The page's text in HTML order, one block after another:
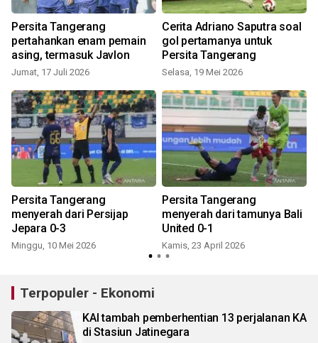
Persita Tangerang
pertahankan enam pemain
asing, termasuk Javlon
Jumat, 17 Juli 2026
Cerita Adriano Saputra soal
gol pertamanya untuk
Persita Tangerang
Selasa, 19 Mei 2026
Persita Tangerang
menyerah dari Persijap
Jepara 0-3
Minggu, 10 Mei 2026
Persita Tangerang
menyerah dari tamunya Bali
United 0-1
Kamis, 23 April 2026
Terpopuler - Ekonomi
KAI tambah pemberhentian 13 perjalanan KA
di Stasiun Jatinegara